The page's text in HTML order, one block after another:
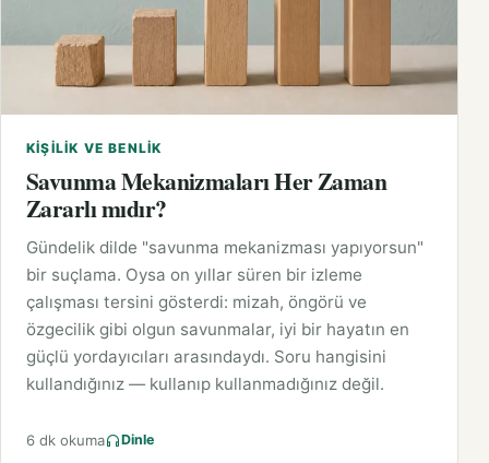
KIŞILIK VE BENLIK
Savunma Mekanizmaları Her Zaman
Zararlı mıdır?
Gündelik dilde "savunma mekanizması yapıyorsun"
bir suçlama. Oysa on yıllar süren bir izleme
çalışması tersini gösterdi: mizah, öngörü ve
özgecilik gibi olgun savunmalar, iyi bir hayatın en
güçlü yordayıcıları arasındaydı. Soru hangisini
kullandığınız — kullanıp kullanmadığınız değil.
6 dk okuma Dinle